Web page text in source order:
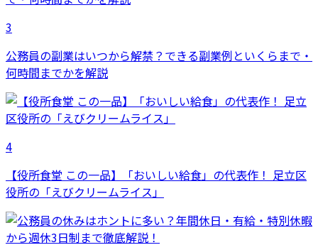
3
公務員の副業はいつから解禁？できる副業例といくらまで・
何時間までかを解説
4
【役所食堂 この一品】「おいしい給食」の代表作！ 足立区
役所の「えびクリームライス」